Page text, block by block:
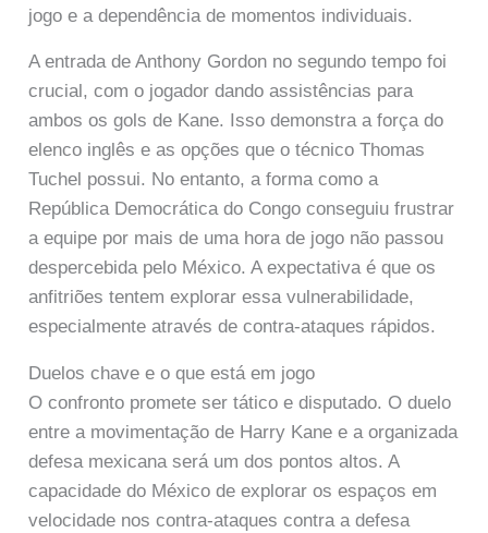
jogo e a dependência de momentos individuais.
A entrada de Anthony Gordon no segundo tempo foi
crucial, com o jogador dando assistências para
ambos os gols de Kane. Isso demonstra a força do
elenco inglês e as opções que o técnico Thomas
Tuchel possui. No entanto, a forma como a
República Democrática do Congo conseguiu frustrar
a equipe por mais de uma hora de jogo não passou
despercebida pelo México. A expectativa é que os
anfitriões tentem explorar essa vulnerabilidade,
especialmente através de contra-ataques rápidos.
Duelos chave e o que está em jogo
O confronto promete ser tático e disputado. O duelo
entre a movimentação de Harry Kane e a organizada
defesa mexicana será um dos pontos altos. A
capacidade do México de explorar os espaços em
velocidade nos contra-ataques contra a defesa